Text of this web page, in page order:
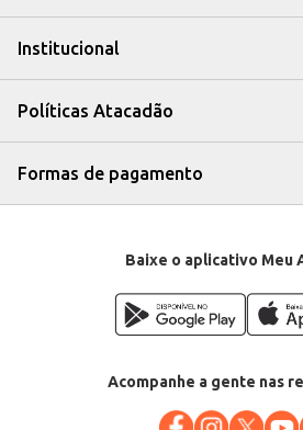
Institucional
Políticas Atacadão
Formas de pagamento
Baixe o aplicativo Meu
Acompanhe a gente nas